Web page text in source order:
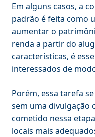
Em alguns casos, a
padrão é feita como
aumentar o
renda a partir do
características, é
interessados de
Porém, essa tarefa
sem uma divulgação
cometido nessa
locais mais